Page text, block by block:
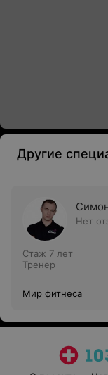
Другие
Нет
Стаж 7 лет
Тренер
Мир фитнеса